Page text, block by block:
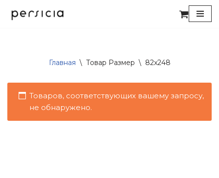
Главная \ Товар Размер \ 82x248
Товаров, соответствующих вашему запросу,
не обнаружено.